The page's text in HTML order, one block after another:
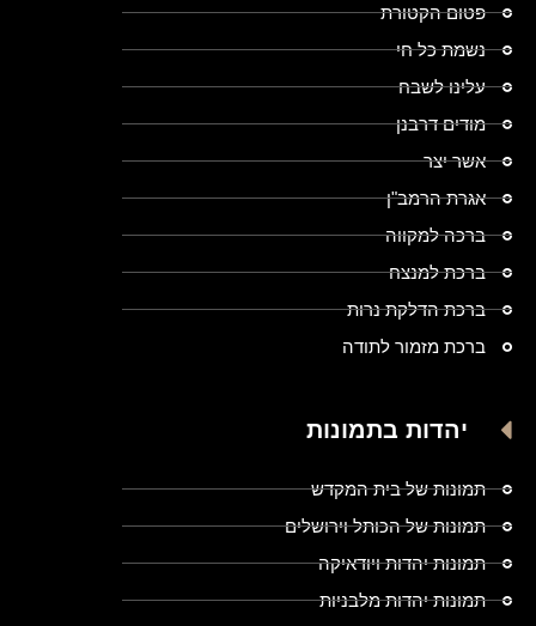
פטום הקטורת
נשמת כל חי
עלינו לשבח
מודים דרבנן
אשר יצר
אגרת הרמב"ן
ברכה למקווה
ברכת למנצח
ברכת הדלקת נרות
ברכת מזמור לתודה
יהדות בתמונות
תמונות של בית המקדש
תמונות של הכותל וירושלים
תמונות יהדות ויודאיקה
תמונות יהדות מלבניות